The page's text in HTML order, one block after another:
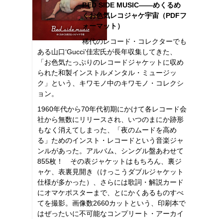
BED SIDE MUSIC――めくるめ
くお色気レコジャケ宇宙（PDFフ
ォーマット）
稀代のレコード・コレクターでも
ある山口‘Gucci’佳宏氏が長年収集してきた、
「お色気たっぷりのレコードジャケットに収め
られた和製インストルメンタル・ミュージッ
ク」という、キワモノ中のキワモノ・コレクシ
ョン。
1960年代から70年代初期にかけて各レコード会
社から無数にリリースされ、いつのまにか跡形
もなく消えてしまった、「夜のムードを高め
る」ためのインスト・レコードという音楽ジャ
ンルがあった。アルバム、シングル盤あわせて
855枚！ その表ジャケットはもちろん、裏ジ
ャケ、表裏見開き（けっこうダブルジャケット
仕様が多かった）、さらには歌詞・解説カード
にオマケポスターまで、とにかくあるものすべ
てを撮影。画像数2660カットという、印刷本で
はぜったいに不可能なコンプリート・アーカイ